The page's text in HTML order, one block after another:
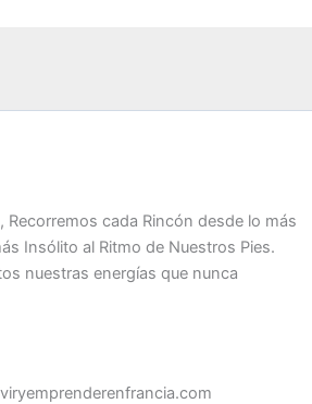
Recorremos cada Rincón desde lo más
Insólito al Ritmo de Nuestros Pies.
nuestras energías que nunca